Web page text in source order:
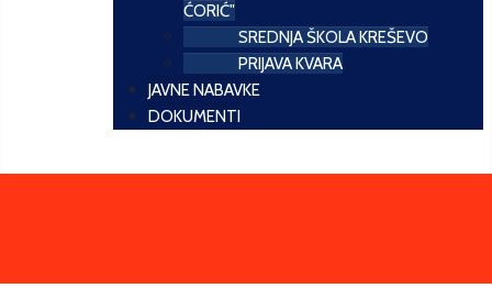
ĆORIĆ"
SREDNJA ŠKOLA KREŠEVO
PRIJAVA KVARA
JAVNE NABAVKE
DOKUMENTI